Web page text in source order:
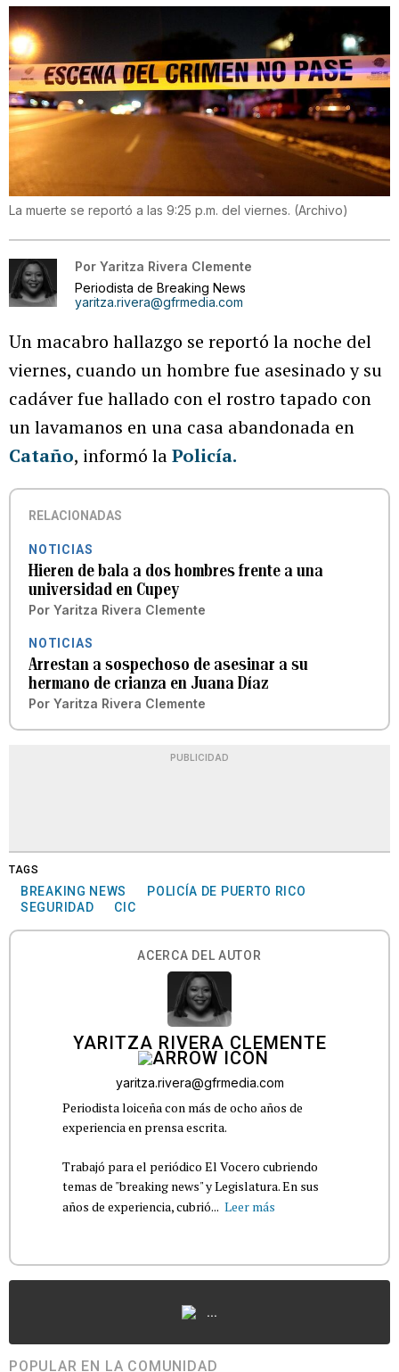
La muerte se reportó a las 9:25 p.m. del viernes. (Archivo)
Por Yaritza Rivera Clemente
Periodista de Breaking News
yaritza.rivera@gfrmedia.com
Un macabro hallazgo se reportó la noche del
viernes, cuando un hombre fue asesinado y su
cadáver fue hallado con el rostro tapado con
un lavamanos en una casa abandonada en
Cataño, informó laPolicía.
RELACIONADAS
NOTICIAS
Hieren de bala a dos hombres frente a una
universidad en Cupey
Por Yaritza Rivera Clemente
NOTICIAS
Arrestan a sospechoso de asesinar a su
hermano de crianza en Juana Díaz
Por Yaritza Rivera Clemente
PUBLICIDAD
TAGS
BREAKING NEWS
POLICÍA DE PUERTO RICO
SEGURIDAD
CIC
ACERCA DEL AUTOR
YARITZA RIVERA CLEMENTE
yaritza.rivera@gfrmedia.com
Periodista loiceña con más de ocho años de
experiencia en prensa escrita.
Trabajó para el periódico El Vocero cubriendo
temas de "breaking news" y Legislatura. En sus
años de experiencia, cubrió... Leer más
...
POPULAR EN LA COMUNIDAD